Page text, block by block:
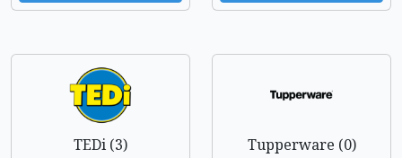
TEDi (3) Tupperware (0)